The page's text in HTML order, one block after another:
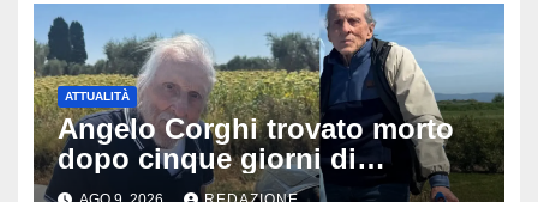
ATTUALITÀ
Angelo Corghi trovato morto
dopo cinque giorni di
ricerche: il giallo dell’80enne